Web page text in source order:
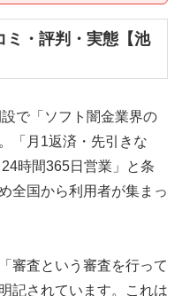
ミ・評判・実態【池
で「ソフト闇金業界の
「月1返済・先引きな
時間365日営業」と条
全国から利用者が集まっ
審査という審査を行って
記されています。これは